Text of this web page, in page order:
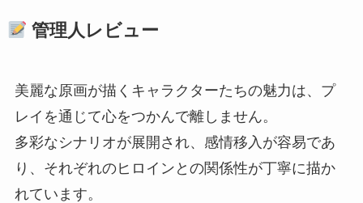
管理人レビュー
美麗な原画が描くキャラクターたちの魅力は、プ
レイを通じて心をつかんで離しません。
多彩なシナリオが展開され、感情移入が容易であ
り、それぞれのヒロインとの関係性が丁寧に描か
れています。